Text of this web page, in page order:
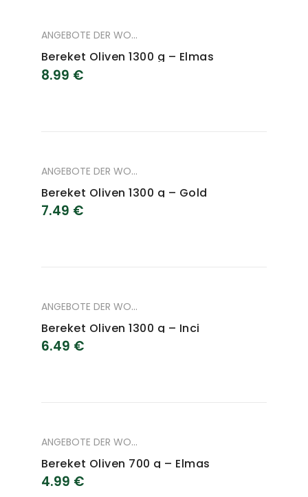
ANGEBOTE DER WOCHE
Bereket Oliven 1300 g – Elmas
8.99 €
ANGEBOTE DER WOCHE
Bereket Oliven 1300 g – Gold
7.49 €
ANGEBOTE DER WOCHE
Bereket Oliven 1300 g – Inci
6.49 €
ANGEBOTE DER WOCHE
Bereket Oliven 700 g – Elmas
4.99 €